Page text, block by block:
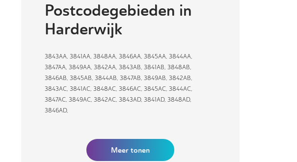
Postcodegebieden in
Harderwijk
3843AA, 3841AA, 3848AA, 3846AA, 3845AA, 3844AA,
3847AA, 3849AA, 3842AA, 3843AB, 3841AB, 3848AB,
3846AB, 3845AB, 3844AB, 3847AB, 3849AB, 3842AB,
3843AC, 3841AC, 3848AC, 3846AC, 3845AC, 3844AC,
3847AC, 3849AC, 3842AC, 3843AD, 3841AD, 3848AD,
3846AD,
Meer tonen